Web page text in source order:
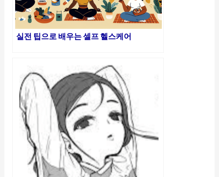
실전 팁으로 배우는 셀프 헬스케어